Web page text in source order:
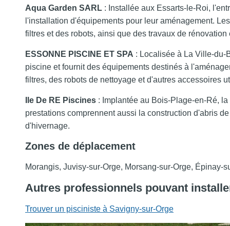
Aqua Garden SARL : Installée aux Essarts-le-Roi,
l'installation d'équipements pour leur aménagement.
filtres et des robots, ainsi que des travaux de rénovation
ESSONNE PISCINE ET SPA : Localisée à La Ville-du-
piscine et fournit des équipements destinés à
filtres, des robots de nettoyage et d'autres accessoires
Ile De RE Piscines : Implantée au Bois-Plage-en-Ré,
prestations comprennent aussi la construction d'abris
d'hivernage.
Zones de déplacement
Morangis, Juvisy-sur-Orge, Morsang-sur-Orge, Épinay-
Autres professionnels pouvant
Trouver un pisciniste à Savigny-sur-Orge